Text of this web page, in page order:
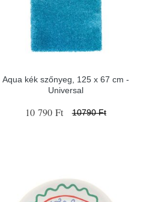
Aqua kék szőnyeg, 125 x 67 cm -
Universal
10 790 Ft 10790 Ft